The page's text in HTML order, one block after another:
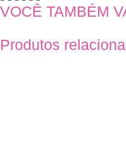
VOCÊ TAMBÉM
Produtos